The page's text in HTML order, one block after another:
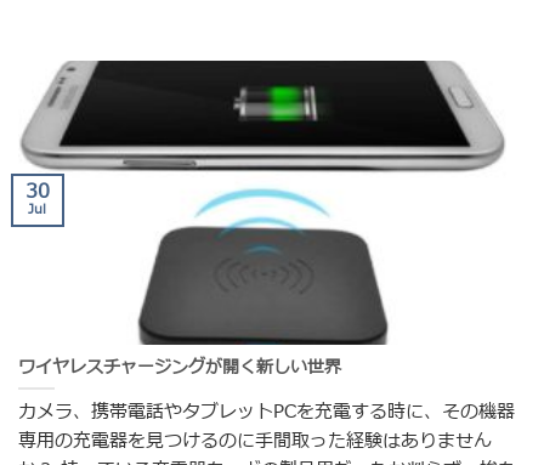
ワイヤレスチャージングが開く新しい世界
カメラ、携帯電話やタブレットPCを充電する時に、その機器
専用の充電器を見つけるのに手間取った経験はありません
30
Jul